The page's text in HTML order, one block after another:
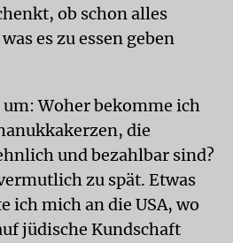
ob schon alles
es zu essen geben
Woher bekomme ich
die
und bezahlbar sind?
zu spät. Etwas
ich mich an die USA, wo
jüdische Kundschaft